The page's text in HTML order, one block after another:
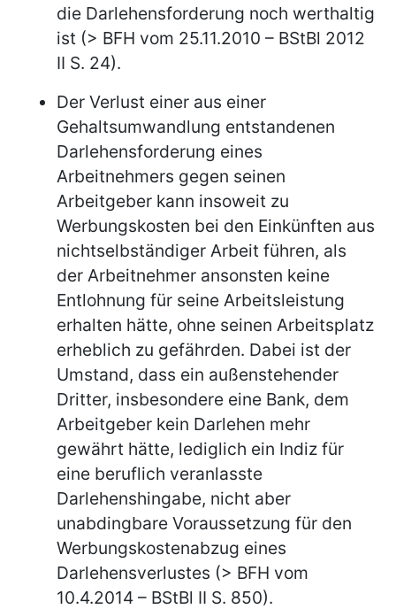
die Darlehensforderung noch werthaltig
ist (> BFH vom 25.11.2010 – BStBl 2012
II S. 24).
Der Verlust einer aus einer
Gehaltsumwandlung entstandenen
Darlehensforderung eines
Arbeitnehmers gegen seinen
Arbeitgeber kann insoweit zu
Werbungskosten bei den Einkünften aus
nichtselbständiger Arbeit führen, als
der Arbeitnehmer ansonsten keine
Entlohnung für seine Arbeitsleistung
erhalten hätte, ohne seinen Arbeitsplatz
erheblich zu gefährden. Dabei ist der
Umstand, dass ein außenstehender
Dritter, insbesondere eine Bank, dem
Arbeitgeber kein Darlehen mehr
gewährt hätte, lediglich ein Indiz für
eine beruflich veranlasste
Darlehenshingabe, nicht aber
unabdingbare Voraussetzung für den
Werbungskostenabzug eines
Darlehensverlustes (> BFH vom
10.4.2014 – BStBl II S. 850).